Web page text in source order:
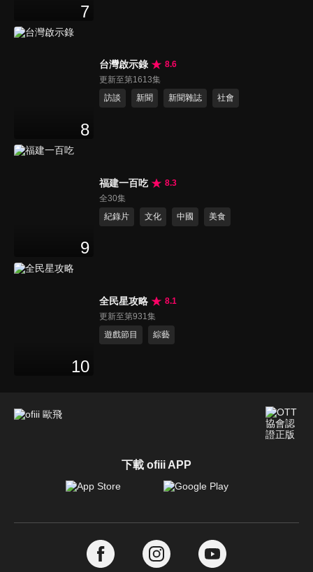
7
8
台灣啟示錄
8.6
更新至第1613集
訪談
新聞 新聞雜誌 社會
9
福建一百吃
8.3
全30集
紀錄片
文化 中國 美食
10
全民星攻略
8.1
更新至第931集
遊戲節目
綜藝
下載 ofiii APP